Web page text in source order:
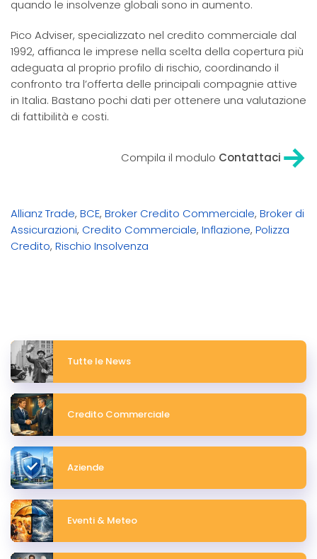
quando le insolvenze globali sono in aumento.
Pico Adviser, specializzato nel credito commerciale dal
1992, affianca le imprese nella scelta della copertura più
adeguata al proprio profilo di rischio, coordinando il
confronto tra l’offerta delle principali compagnie attive
in Italia. Bastano pochi dati per ottenere una valutazione
di fattibilità e costi.
Compila il modulo Contattaci
Allianz Trade, BCE, Broker Credito Commerciale, Broker di
Assicurazioni, Credito Commerciale, Inflazione, Polizza
Credito, Rischio Insolvenza
Tutte le News
Credito Commerciale
Aziende
Eventi & Meteo